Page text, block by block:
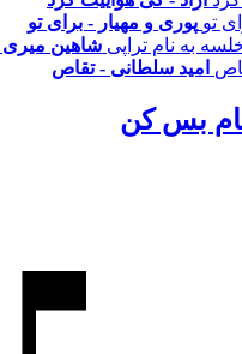
پوری و مهیار - برای تو
شاهین میری
امید سلطانی - تقاص
نام بس کن